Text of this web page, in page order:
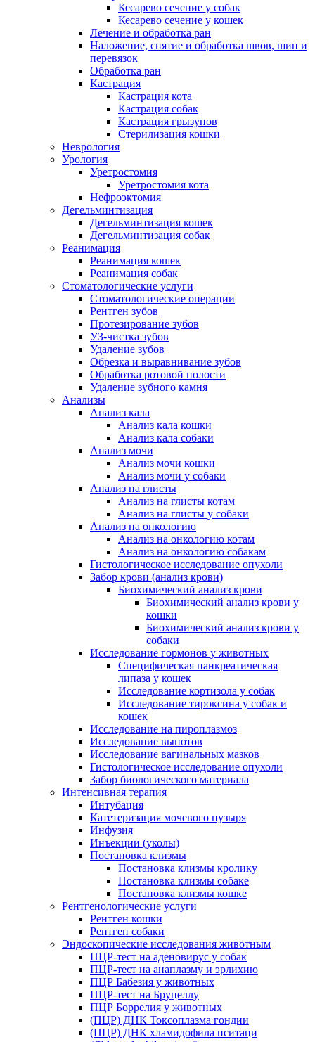
Кесарево сечение у собак
Кесарево сечение у кошек
Лечение и обработка ран
Наложение, снятие и обработка швов, шин и
перевязок
Обработка ран
Кастрация
Кастрация кота
Кастрация собак
Кастрация грызунов
Стерилизация кошки
Неврология
Урология
Уретростомия
Уретростомия кота
Нефроэктомия
Дегельминтизация
Дегельминтизация кошек
Дегельминтизация собак
Реанимация
Реанимация кошек
Реанимация собак
Стоматологические услуги
Стоматологические операции
Рентген зубов
Протезирование зубов
УЗ-чистка зубов
Удаление зубов
Обрезка и выравнивание зубов
Обработка ротовой полости
Удаление зубного камня
Анализы
Анализ кала
Анализ кала кошки
Анализ кала собаки
Анализ мочи
Анализ мочи кошки
Анализ мочи у собаки
Анализ на глисты
Анализ на глисты котам
Анализ на глисты у собаки
Анализ на онкологию
Анализ на онкологию котам
Анализ на онкологию собакам
Гистологическое исследование опухоли
Забор крови (анализ крови)
Биохимический анализ крови
Биохимический анализ крови у
кошки
Биохимический анализ крови у
собаки
Исследование гормонов у животных
Специфическая панкреатическая
липаза у кошек
Исследование кортизола у собак
Исследование тироксина у собак и
кошек
Исследование на пироплазмоз
Исследование выпотов
Исследование вагинальных мазков
Гистологическое исследование опухоли
Забор биологического материала
Интенсивная терапия
Интубация
Катетеризация мочевого пузыря
Инфузия
Инъекции (уколы)
Постановка клизмы
Постановка клизмы кролику
Постановка клизмы собаке
Постановка клизмы кошке
Рентгенологические услуги
Рентген кошки
Рентген собаки
Эндоскопические исследования животным
ПЦР-тест на аденовирус у собак
ПЦР-тест на анаплазму и эрлихию
ПЦР Бабезия у животных
ПЦР-тест на Бруцеллу
ПЦР Боррелия у животных
(ПЦР) ДНК Токсоплазма гондии
(ПЦР) ДНК хламидофила пситаци